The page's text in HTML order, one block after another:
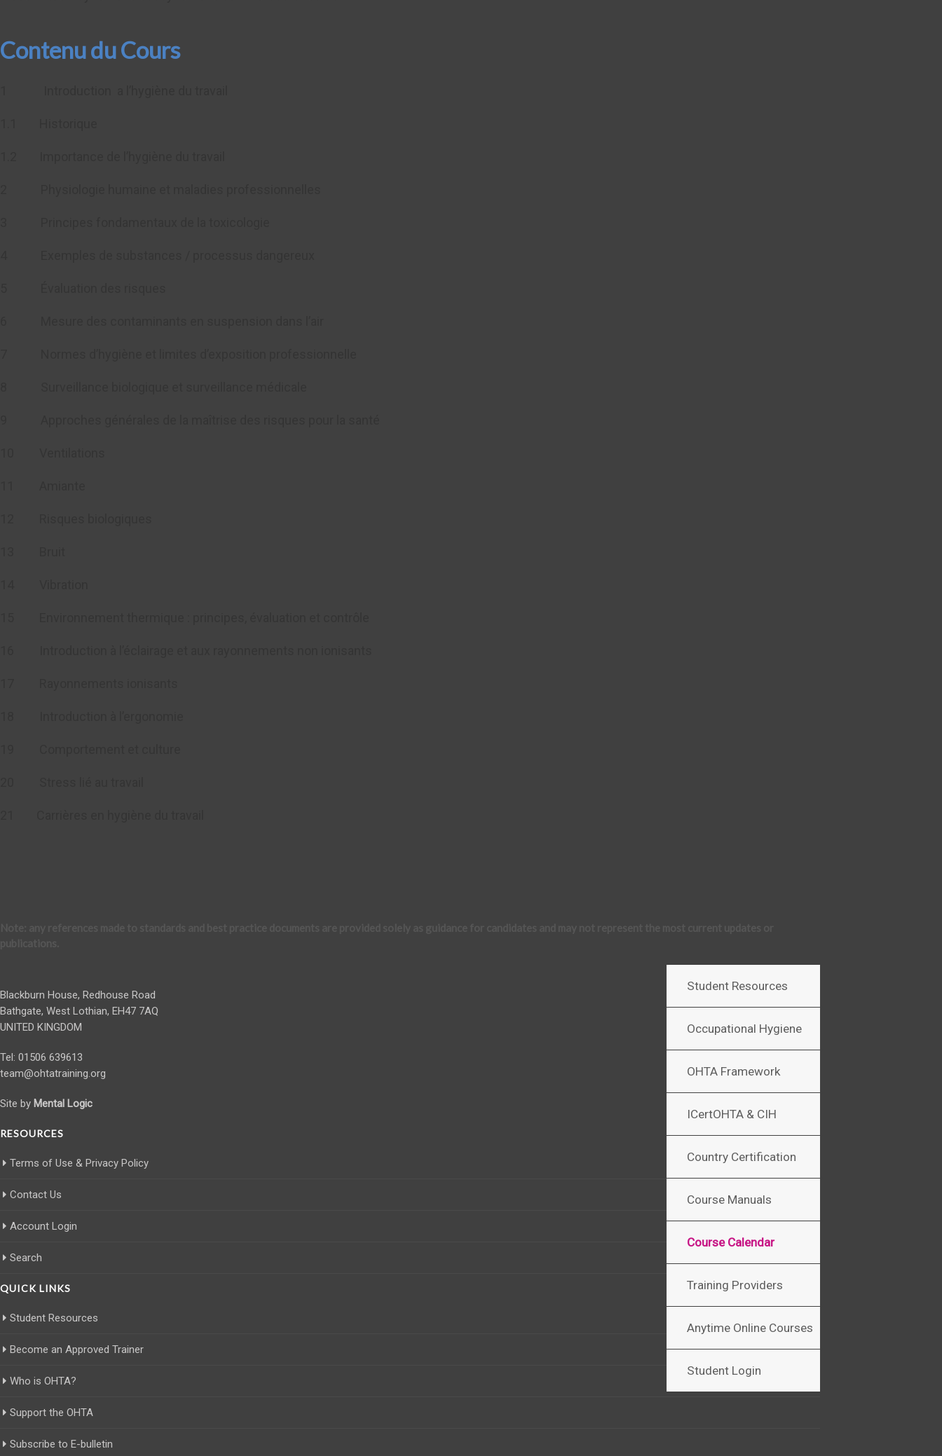
Contenu du Cours
Student Resources
Occupational Hygiene
OHTA Framework
ICertOHTA & CIH
Country Certification
Course Manuals
Course Calendar
Training Providers
Anytime Online Courses
Student Login
Blackburn House, Redhouse Road
Bathgate, West Lothian, EH47 7AQ
UNITED KINGDOM
Tel: 01506 639613
team@ohtatraining.org
Site by Mental Logic
RESOURCES
Terms of Use & Privacy Policy
Contact Us
Account Login
Search
QUICK LINKS
Student Resources
Become an Approved Trainer
Who is OHTA?
Support the OHTA
Subscribe to E-bulletin